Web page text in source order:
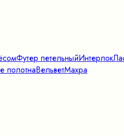
Футер петельныйИнтерлок
полотнаВельветМахра